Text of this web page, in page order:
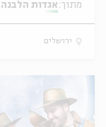
מתוך: אגדות הלבנה
ירושלים